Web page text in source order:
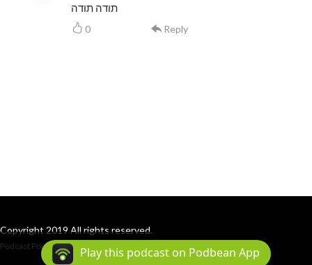
תודה תודה
0 Reply
Copyright 2019 All rights reserved.
Podcast Powered By Podbean
Play this podcast on Podbean App